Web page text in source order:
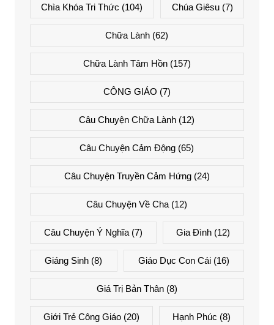
Chìa Khóa Tri Thức (104) Chúa Giêsu(7)
Chữa Lành (62)
Chữa Lành Tâm Hồn(157)
CÔNG GIÁO (7)
Câu Chuyện Chữa Lành (12)
Câu Chuyện Cảm Động (65)
Câu Chuyện Truyền Cảm Hứng(24)
Câu Chuyện Về Cha (12)
Câu Chuyện Ý Nghĩa(7) Gia Đình (12)
Giáng Sinh (8) Giáo Dục Con Cái(16)
Giá Trị Bản Thân(8)
Giới Trẻ Công Giáo(20) Hạnh Phúc (8)